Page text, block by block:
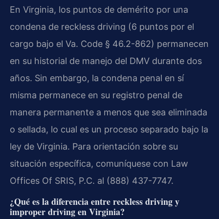
En Virginia, los puntos de demérito por una
condena de reckless driving (6 puntos por el
cargo bajo el Va. Code § 46.2-862) permanecen
en su historial de manejo del DMV durante dos
años. Sin embargo, la condena penal en sí
misma permanece en su registro penal de
manera permanente a menos que sea eliminada
o sellada, lo cual es un proceso separado bajo la
ley de Virginia. Para orientación sobre su
situación específica, comuníquese con Law
Offices Of SRIS, P.C. al (888) 437-7747.
¿Qué es la diferencia entre reckless driving y
improper driving en Virginia?